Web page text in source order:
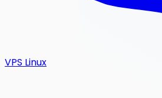
VPS Linux